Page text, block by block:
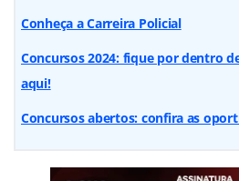
Conheça a Carreira Policial
Concursos 2024: fique por dentro
aqui!
Concursos abertos: confira as